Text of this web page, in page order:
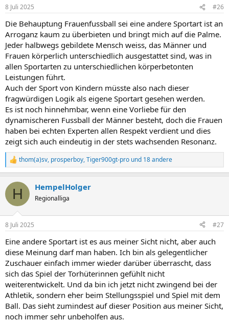
e
:
8 Juli 2025 #26
Die Behauptung Frauenfussball sei eine andere Sportart ist an
Arroganz kaum zu überbieten und bringt mich auf die Palme.
Jeder halbwegs gebildete Mensch weiss, das Männer und
Frauen körperlich unterschiedlich ausgestattet sind, was in
allen Sportarten zu unterschiedlichen körperbetonten
Leistungen führt.
Auch der Sport von Kindern müsste also nach dieser
fragwürdigen Logik als eigene Sportart gesehen werden.
Es ist noch hinnehmbar, wenn eine Vorliebe für den
dynamischeren Fussball der Männer besteht, doch die Frauen
haben bei echten Experten allen Respekt verdient und dies
zeigt sich auch eindeutig in der stets wachsenden Resonanz.
R
e
k
i
e
:
thom(a)sv, prosperboy,Tiger900gt-pro und 18 andere
H HempelHolger
Regionalliga
8 Juli 2025 #27
Eine andere Sportart ist es aus meiner Sicht nicht, aber auch
diese Meinung darf man haben. Ich bin als gelegentlicher
Zuschauer einfach immer wieder darüber überrascht, dass
sich das Spiel der Torhüterinnen gefühlt nicht
weiterentwickelt. Und da bin ich jetzt nicht zwingend bei der
Athletik, sondern eher beim Stellungsspiel und Spiel mit dem
Ball. Das sieht zumindest auf dieser Position aus meiner Sicht,
noch immer sehr unbeholfen aus.